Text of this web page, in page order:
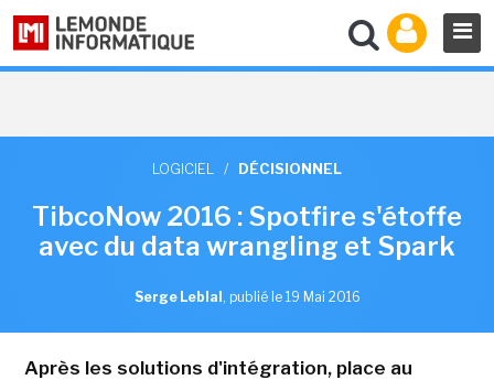
LOGICIEL / DÉCISIONNEL
TibcoNow 2016 : Spotfire s'étoffe
avec du data wrangling et Spark
Serge Leblal , publié le 19 Mai 2016
Après les solutions d'intégration, place au